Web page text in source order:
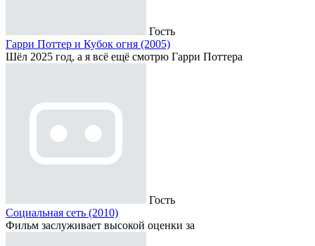
Гость
Гарри Поттер и Кубок огня (2005)
Шёл 2025 год, а я всё ещё смотрю Гарри Поттера
Гость
Социальная сеть (2010)
Фильм заслуживает высокой оценки за